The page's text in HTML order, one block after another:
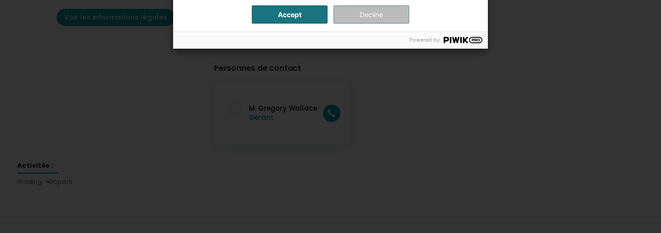
Voir les informations légales
Personnes de contact
M. Gregory Wallace
Gérant
Activités :
Holding
Soparfi
Accept Decline
Powered by